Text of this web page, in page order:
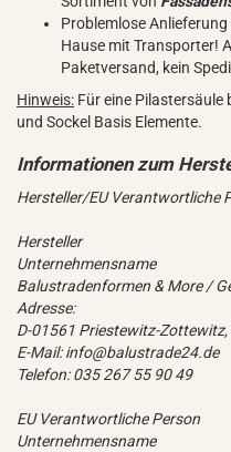
Problemlose
Hause mit Transporter!
Paketversand, kein
Hinweis: Für eine Pilastersäule
und Sockel Basis Elemente.
Hersteller/EU Verantwortliche
Hersteller
Unternehmensname
Balustradenformen & More /
Adresse:
D-01561 Priestewitz-
E-Mail: info@balustrade24.de
Telefon: 035 267 55 90 49
EU Verantwortliche Person
Unternehmensname